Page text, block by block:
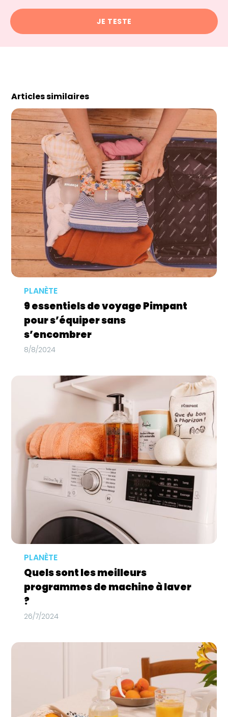
JE TESTE
Articles similaires
PLANÈTE
9 essentiels de voyage Pimpant
pour s’équiper sans
s’encombrer
8/8/2024
PLANÈTE
Quels sont les meilleurs
programmes de machine à laver
?
26/7/2024